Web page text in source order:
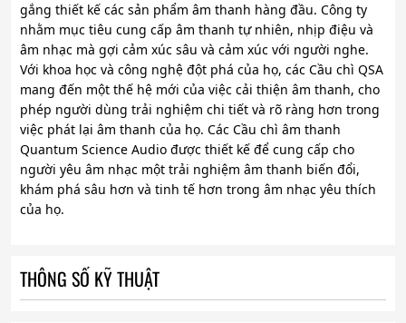
gắng thiết kế các sản phẩm âm thanh hàng đầu. Công ty
nhằm mục tiêu cung cấp âm thanh tự nhiên, nhịp điệu và
âm nhạc mà gợi cảm xúc sâu và cảm xúc với người nghe.
Với khoa học và công nghệ đột phá của họ, các Cầu chì QSA
mang đến một thế hệ mới của việc cải thiện âm thanh, cho
phép người dùng trải nghiệm chi tiết và rõ ràng hơn trong
việc phát lại âm thanh của họ. Các Cầu chì âm thanh
Quantum Science Audio được thiết kế để cung cấp cho
người yêu âm nhạc một trải nghiệm âm thanh biến đổi,
khám phá sâu hơn và tinh tế hơn trong âm nhạc yêu thích
của họ.
THÔNG SỐ KỸ THUẬT